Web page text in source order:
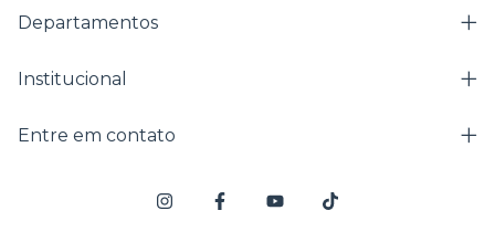
Departamentos
Institucional
Entre em contato